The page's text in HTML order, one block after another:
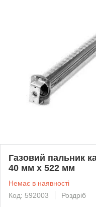
Газовий пальник
40 мм х 522 мм
Немає в наявності
Код: 592003
Роздріб